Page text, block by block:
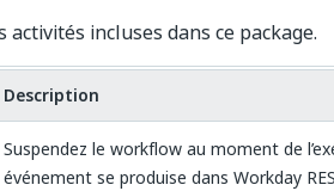
incluses dans ce package.
Description
Suspendez le workflow au moment de
événement se produise dans Workday